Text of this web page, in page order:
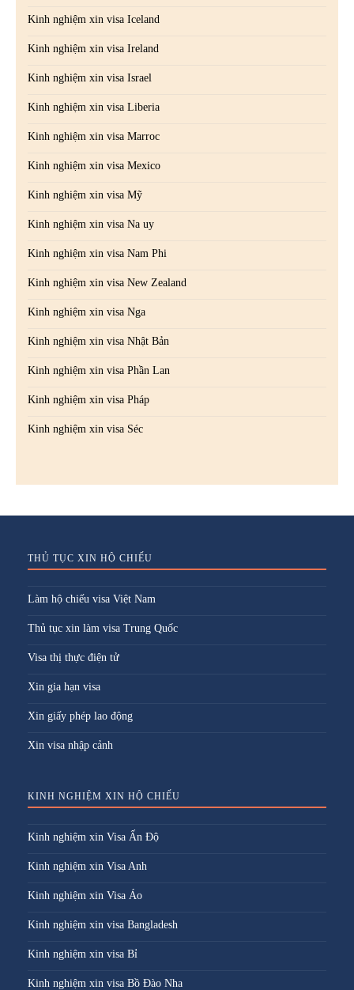
Kinh nghiệm xin visa Iceland
Kinh nghiệm xin visa Ireland
Kinh nghiệm xin visa Israel
Kinh nghiệm xin visa Liberia
Kinh nghiệm xin visa Marroc
Kinh nghiệm xin visa Mexico
Kinh nghiệm xin visa Mỹ
Kinh nghiệm xin visa Na uy
Kinh nghiệm xin visa Nam Phi
Kinh nghiệm xin visa New Zealand
Kinh nghiệm xin visa Nga
Kinh nghiệm xin visa Nhật Bản
Kinh nghiệm xin visa Phần Lan
Kinh nghiệm xin visa Pháp
Kinh nghiệm xin visa Séc
THỦ TỤC XIN HỘ CHIẾU
Làm hộ chiếu visa Việt Nam
Thủ tục xin làm visa Trung Quốc
Visa thị thực điện tử
Xin gia hạn visa
Xin giấy phép lao động
Xin visa nhập cảnh
KINH NGHIỆM XIN HỘ CHIẾU
Kinh nghiệm xin Visa Ấn Độ
Kinh nghiệm xin Visa Anh
Kinh nghiệm xin Visa Áo
Kinh nghiệm xin visa Bangladesh
Kinh nghiệm xin visa Bỉ
Kinh nghiệm xin visa Bồ Đào Nha